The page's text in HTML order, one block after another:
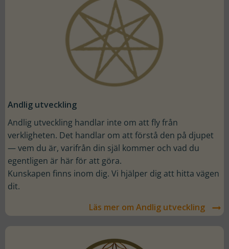
Andlig utveckling
Andlig utveckling handlar inte om att fly från
verkligheten. Det handlar om att förstå den på djupet
— vem du är, varifrån din själ kommer och vad du
egentligen är här för att göra.
Kunskapen finns inom dig. Vi hjälper dig att hitta vägen
dit.
Läs mer om Andlig utveckling